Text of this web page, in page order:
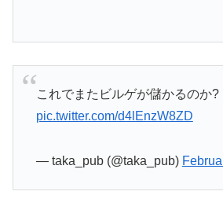
これでまたビルゲが儲かるのか?
pic.twitter.com/d4lEnzW8ZD
— taka_pub (@taka_pub)